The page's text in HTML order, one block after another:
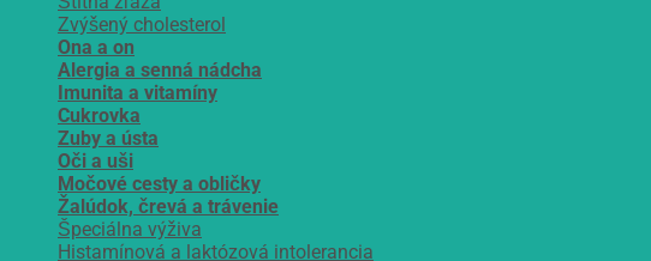
Zvýšený cholesterol
Ona a on
Alergia a senná nádcha
Imunita a vitamíny
Cukrovka
Zuby a ústa
Oči a uši
Močové cesty a obličky
Žalúdok, črevá a trávenie
Špeciálna výživa
Histamínová a laktózová intolerancia